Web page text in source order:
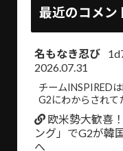
最近のコメン
名もなき忍び
2026.07.31
チームINSPIRED
G2にわからされて
欧米勢大歓喜
ング」でG2が韓
へ